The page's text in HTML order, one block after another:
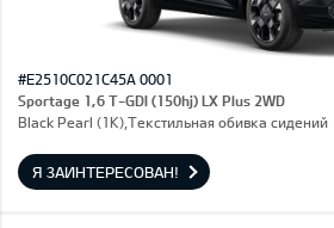
#E2510C021C45A 0001
Sportage 1,6 T-GDI (150hj) LX Plus 2WD
Black Pearl (1K),Текстильная обивка сидений
Я ЗАИНТЕРЕСОВАН!